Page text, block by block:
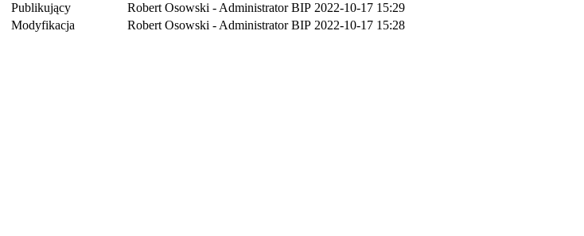
Publikujący
Robert Osowski - Administrator BIP 2022-10-17 15:29
Modyfikacja
Robert Osowski - Administrator BIP 2022-10-17 15:28